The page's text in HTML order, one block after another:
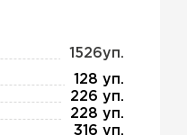
1526уп.
128 уп.
226 уп.
228 уп.
316 уп.